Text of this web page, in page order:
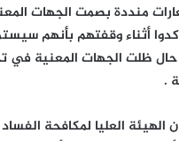
منددة بصمت الجهات
أثناء وقفتهم بأنهم
ظلت الجهات المعنية في
.
الهيئة العليا لمكافحة